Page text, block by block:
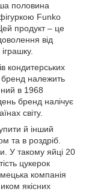
половина
Funko
продукт – це
від
кондитерських
бренд належить
в 1968
бренд налічує
світу.
й інший
та в роздріб.
У такому яйці 20
цукерок
компанія
якісних